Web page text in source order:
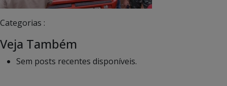
Categorias :
Veja Também
Sem posts recentes disponíveis.